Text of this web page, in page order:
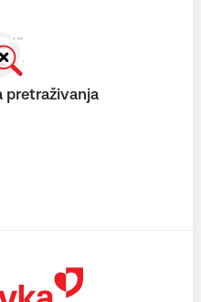
pretraživanja